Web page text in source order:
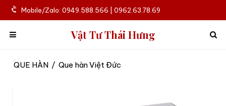
Mobile/Zalo: 0949.588.566 | 0962.63.78.69
Vật Tư Thái Hưng
QUE HÀN / Que hàn Việt Đức